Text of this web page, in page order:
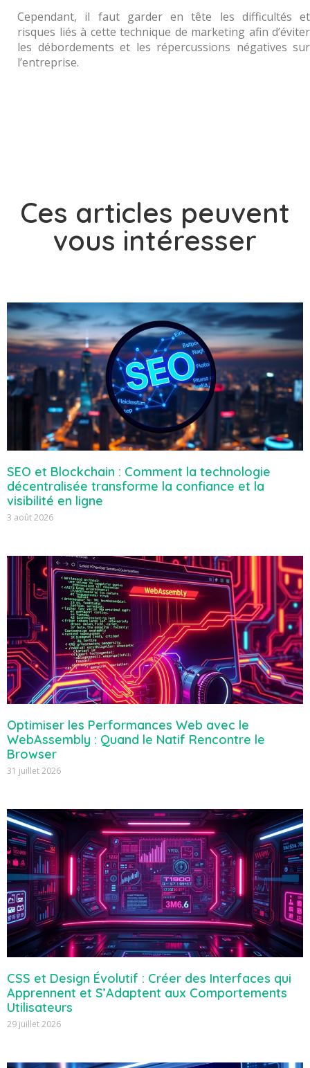
Cependant, il faut garder en tête les difficultés et
risques liés à cette technique de marketing afin d’éviter
les débordements et les répercussions négatives sur
l’entreprise.
Ces articles peuvent
vous intéresser
SEO et Blockchain : Comment la technologie
décentralisée transforme la confiance et la
visibilité en ligne
3 août 2026
Optimiser les Performances Web avec le
WebAssembly : Quand le Natif Rencontre le
Browser
31 juillet 2026
CSS et Design Évolutif : Créer des Interfaces qui
Apprennent et S’Adaptent aux Comportements
Utilisateurs
29 juillet 2026